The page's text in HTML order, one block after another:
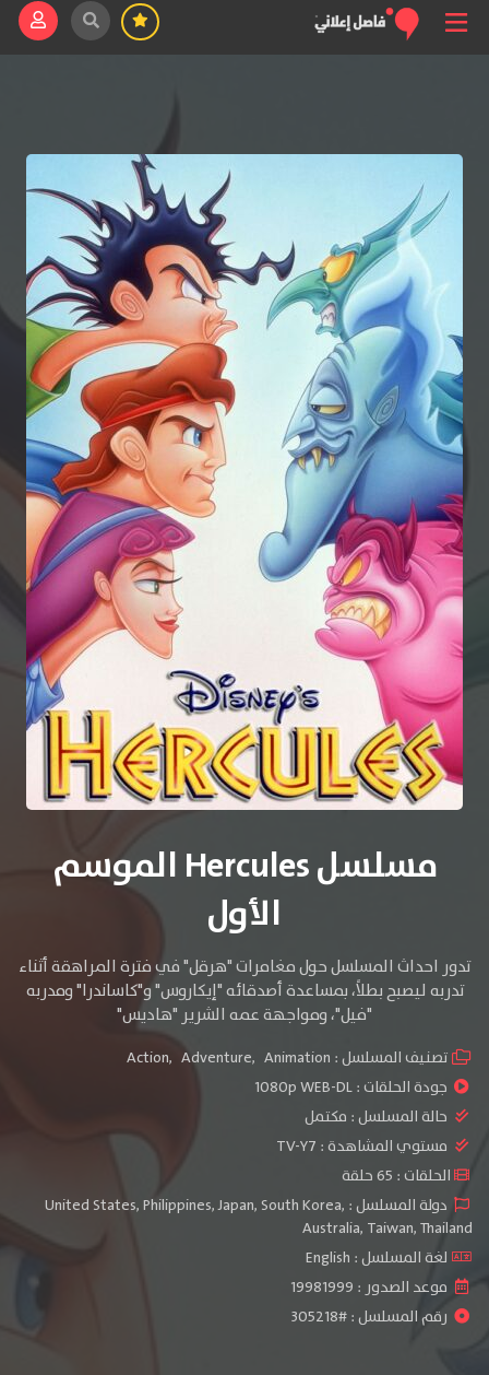
مسلسل Hercules الموسم
الأول
تدور احداث المسلسل حول مغامرات "هرقل" في فترة المراهقة أثناء
تدربه ليصبح بطلاً، بمساعدة أصدقائه "إيكاروس" و"كاساندرا" ومدربه
"فيل"، ومواجهة عمه الشرير "هاديس"
تصنيف المسلسل : Action, Adventure, Animation
جودة الحلقات :1080p WEB-DL
حالة المسلسل : مكتمل
مستوي المشاهدة : TV-Y7
الحلقات : 65 حلقة
دولة المسلسل : United States, Philippines, Japan, South Korea,
Australia, Taiwan, Thailand
لغة المسلسل : English
موعد الصدور : 19981999
رقم المسلسل : #305218